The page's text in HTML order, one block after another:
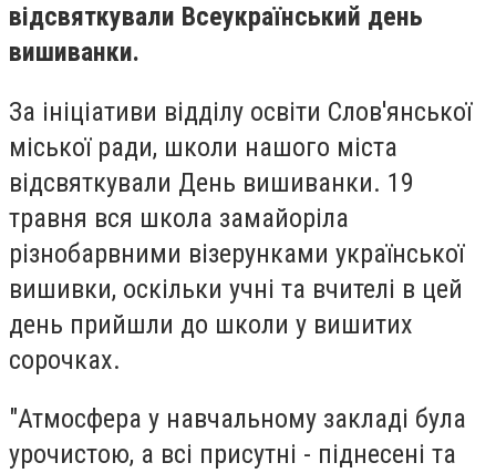
відсвяткували Всеукраїнський день
вишиванки.
За ініціативи відділу освіти Слов'янської
міської ради, школи нашого міста
відсвяткували День вишиванки. 19
травня вся школа замайоріла
різнобарвними візерунками української
вишивки, оскільки учні та вчителі в цей
день прийшли до школи у вишитих
сорочках.
"Атмосфера у навчальному закладі була
урочистою, а всі присутні - піднесені та